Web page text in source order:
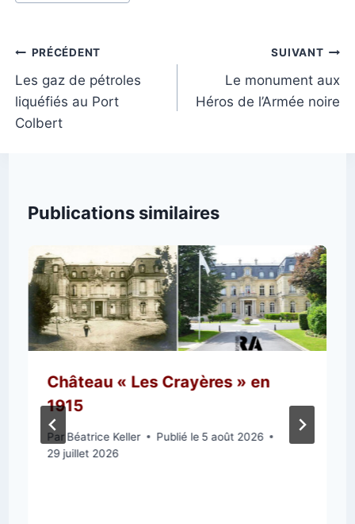
Navigation
de
l’article
PRÉCÉDENT
Les gaz de pétroles
liquéfiés au Port
Colbert
SUIVANT
Le monument aux
Héros de l’Armée noire
Publications similaires
Château « Les Crayères » en
1915
Par Béatrice Keller Publié le 5 août 2026
29 juillet 2026